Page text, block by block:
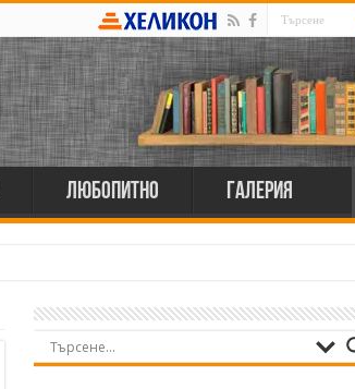
Любопитно Галерия